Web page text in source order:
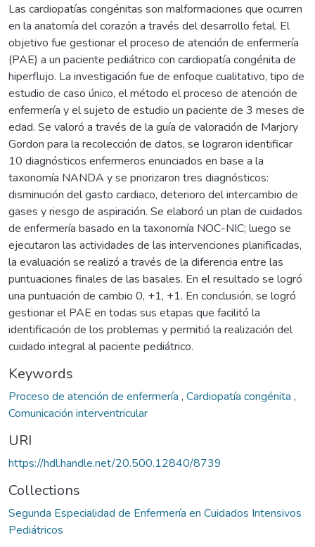
Las cardiopatías congénitas son malformaciones que ocurren
en la anatomía del corazón a través del desarrollo fetal. El
objetivo fue gestionar el proceso de atención de enfermería
(PAE) a un paciente pediátrico con cardiopatía congénita de
hiperflujo. La investigación fue de enfoque cualitativo, tipo de
estudio de caso único, el método el proceso de atención de
enfermería y el sujeto de estudio un paciente de 3 meses de
edad. Se valoró a través de la guía de valoración de Marjory
Gordon para la recolección de datos, se lograron identificar
10 diagnósticos enfermeros enunciados en base a la
taxonomía NANDA y se priorizaron tres diagnósticos:
disminución del gasto cardiaco, deterioro del intercambio de
gases y riesgo de aspiración. Se elaboró un plan de cuidados
de enfermería basado en la taxonomía NOC-NIC; luego se
ejecutaron las actividades de las intervenciones planificadas,
la evaluación se realizó a través de la diferencia entre las
puntuaciones finales de las basales. En el resultado se logró
una puntuación de cambio 0, +1, +1. En conclusión, se logró
gestionar el PAE en todas sus etapas que facilitó la
identificación de los problemas y permitió la realización del
cuidado integral al paciente pediátrico.
Keywords
Proceso de atención de enfermería , Cardiopatía congénita ,
Comunicación interventricular
URI
https://hdl.handle.net/20.500.12840/8739
Collections
Segunda Especialidad de Enfermería en Cuidados Intensivos
Pediátricos